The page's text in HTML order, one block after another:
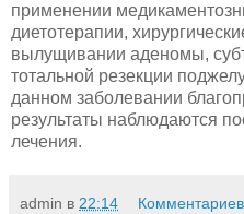
применении
диетотерапии,
вылущивании аденомы,
тотальной резекции
данном заболева­нии
результаты наблюдаются
лечения.
admin в 22:14